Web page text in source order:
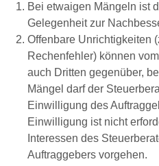
Bei etwaigen Mängeln ist
Gelegenheit zur
Offenbare Unrichtigkeiten
Rechenfehler) können
auch Dritten gegenüber,
Mängel darf der
Einwilligung des
Einwilligung ist nicht
Interessen des
Auftraggebers vorgehen.